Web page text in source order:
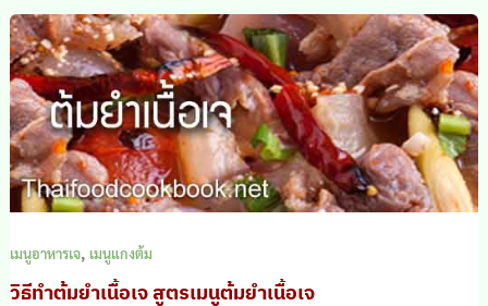
เมนูอาหารเจ, เมนูแกงต้ม
วิธีทำต้มยำเนื้อเจ สูตรเมนูต้มยำเนื้อเจ